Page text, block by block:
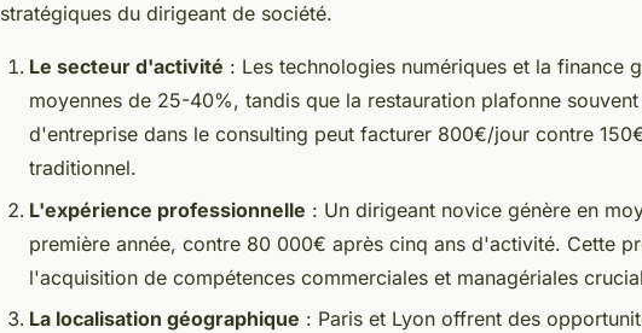
stratégiques du dirigeant de société.
Le secteur d'activité : Les technologies numériques et la finance
moyennes de 25-40%, tandis que la restauration plafonne
d'entreprise dans le consulting peut facturer 800€/jour contre
traditionnel.
L'expérience professionnelle : Un dirigeant novice génère en
première année, contre 80 000€ après cinq ans d'activité. Cette
l'acquisition de compétences commerciales et managériales
La localisation géographique : Paris et Lyon offrent des